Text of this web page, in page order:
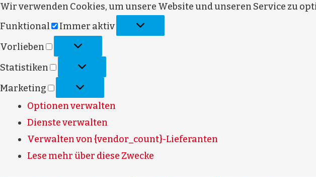
Wir verwenden Cookies, um unsere Website und unseren Service zu
Funktional
Funktional
Immer aktiv
Vorlieben
Vorlieben
Statistiken Statistiken
Marketing
Marketing
Optionen verwalten
Dienste verwalten
Verwalten von {vendor_count}-Lieferanten
Lese mehr über diese Zwecke